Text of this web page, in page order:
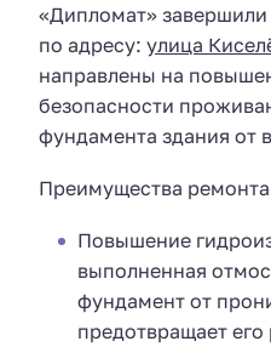
«Дипломат»
по адресу: улица
направлены на
безопасности
фундамента здания от
Преимущества
Повышение
выполненная
фундамент от
предотвращает